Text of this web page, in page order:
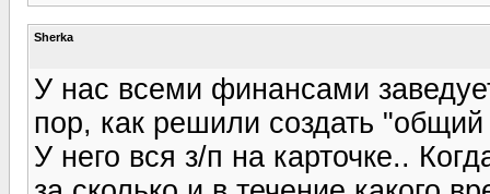
Sherka
У нас всеми финансами
пор, как решили создать
У него вся з/п на карточке..